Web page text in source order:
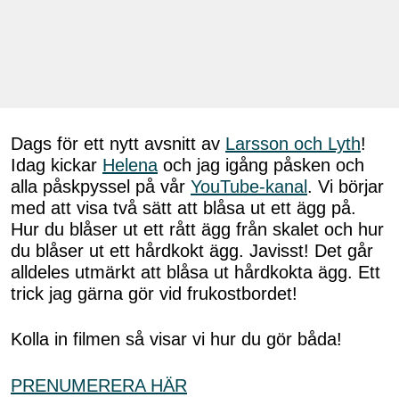
Dags för ett nytt avsnitt av Larsson och Lyth!
Idag kickar Helena och jag igång påsken och
alla påskpyssel på vår YouTube-kanal. Vi börjar
med att visa två sätt att blåsa ut ett ägg på.
Hur du blåser ut ett rått ägg från skalet och hur
du blåser ut ett hårdkokt ägg. Javisst! Det går
alldeles utmärkt att blåsa ut hårdkokta ägg. Ett
trick jag gärna gör vid frukostbordet!
Kolla in filmen så visar vi hur du gör båda!
PRENUMERERA HÄR